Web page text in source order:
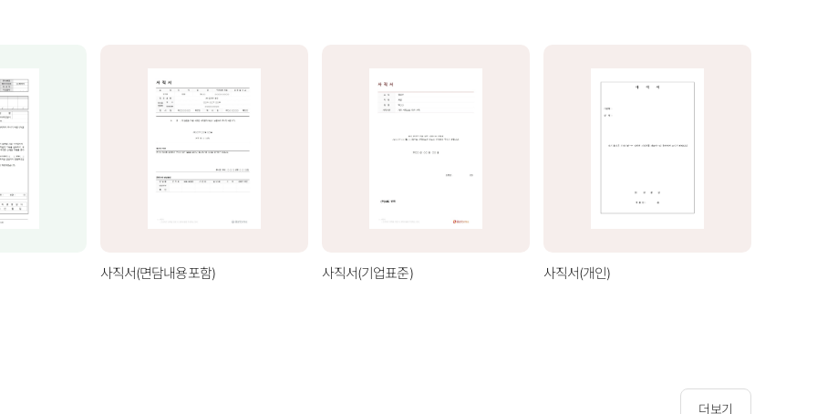
사직서(면담내용포함) 사직서(기업표준) 사직서(개인)
더보기